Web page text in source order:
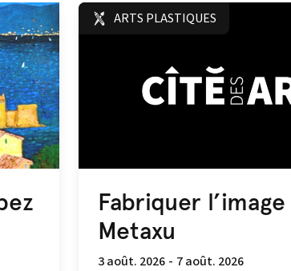
ARTS PLASTIQUES
Fabriquer l’image
Metaxu
3 août. 2026 - 7 août. 2026